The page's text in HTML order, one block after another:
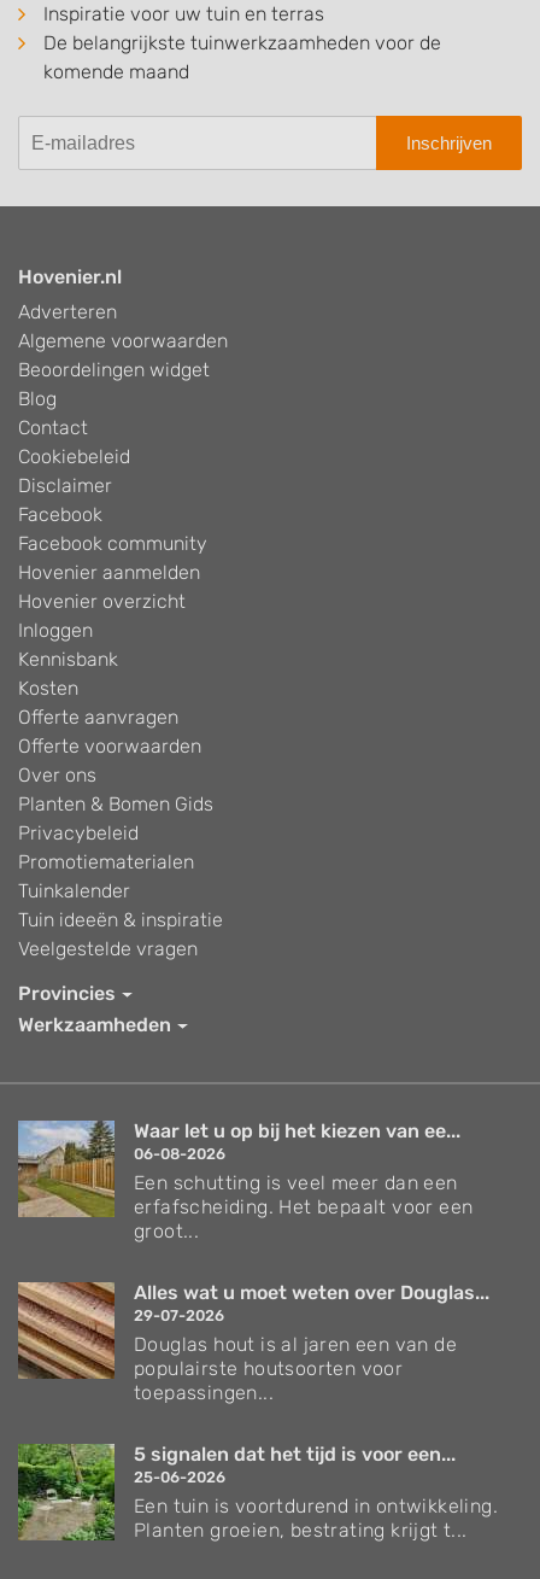
Inspiratie voor uw tuin en terras
De belangrijkste tuinwerkzaamheden voor de
komende maand
Inschrijven
Hovenier.nl
Adverteren
Algemene voorwaarden
Beoordelingen widget
Blog
Contact
Cookiebeleid
Disclaimer
Facebook
Facebook community
Hovenier aanmelden
Hovenier overzicht
Inloggen
Kennisbank
Kosten
Offerte aanvragen
Offerte voorwaarden
Over ons
Planten & Bomen Gids
Privacybeleid
Promotiematerialen
Tuinkalender
Tuin ideeën & inspiratie
Veelgestelde vragen
Provincies
Werkzaamheden
Waar let u op bij het kiezen van ee...
06-08-2026
Een schutting is veel meer dan een
erfafscheiding. Het bepaalt voor een
groot...
Alles wat u moet weten over Douglas...
29-07-2026
Douglas hout is al jaren een van de
populairste houtsoorten voor
toepassingen...
5 signalen dat het tijd is voor een...
25-06-2026
Een tuin is voortdurend in ontwikkeling.
Planten groeien, bestrating krijgt t...